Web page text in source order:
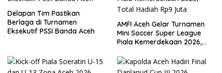
Delapan Tim Pastikan
Berlaga di Turnamen
Eksekutif PSSI Banda Aceh
AMFI Aceh Gelar Turnamen
Mini Soccer Super League
Piala Kemerdekaan 2026,